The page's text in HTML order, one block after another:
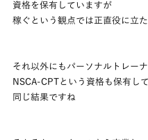
資格を保有していますが
稼ぐという観点では正直役に立
それ以外にもパーソナルトレー
NSCA-CPTという資格も保有し
同じ結果ですね